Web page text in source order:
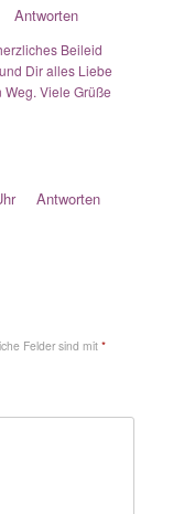
Antworten
Beileid
Dir alles Liebe
Viele Grüße
Antworten
Felder sind mit *